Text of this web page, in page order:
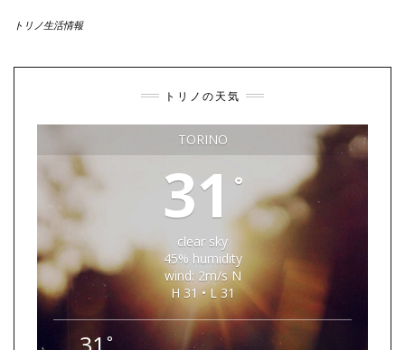
トリノ生活情報
トリノの天気
TORINO
31 °
clear sky
45% humidity
wind: 2m/s N
H 31 • L 31
°